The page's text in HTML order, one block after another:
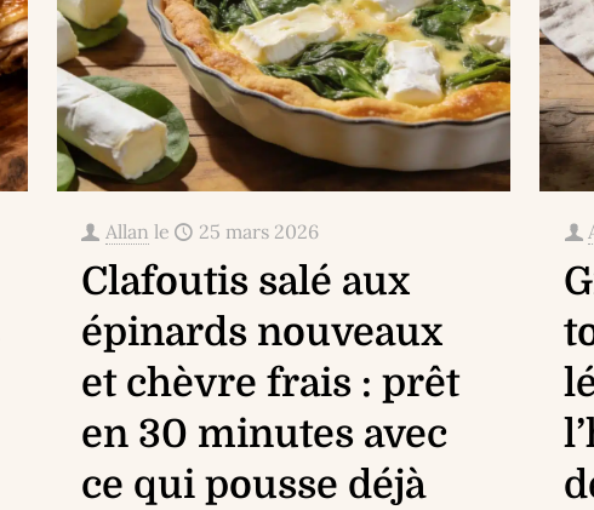
Allan le 25 mars 2026
Clafoutis salé aux
épinards nouveaux
et chèvre frais : prêt
en 30 minutes avec
ce qui pousse déjà